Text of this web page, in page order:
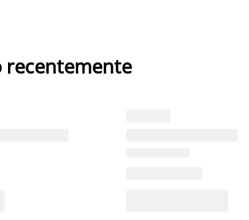
recentemente